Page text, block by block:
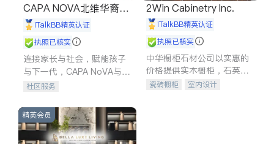
CAPA NOVA北维华裔家
长会iTalkBB精英认证
执照已核实
连接家长与社会，赋能孩子
与下一代，CAPA NoVA与您
携手建设包容、公平、充满
社区服务
2Win Cabinetry Inc.
iTalkBB精英认证
执照已核实
中华橱柜石材公司以实惠的
价格提供实木橱柜，石英石
台面，多种优质不锈钢水
瓷砖橱柜
室内设计
精英会员